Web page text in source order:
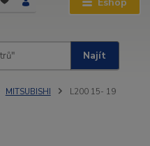
Najít
MITSUBISHI L200 15- 19